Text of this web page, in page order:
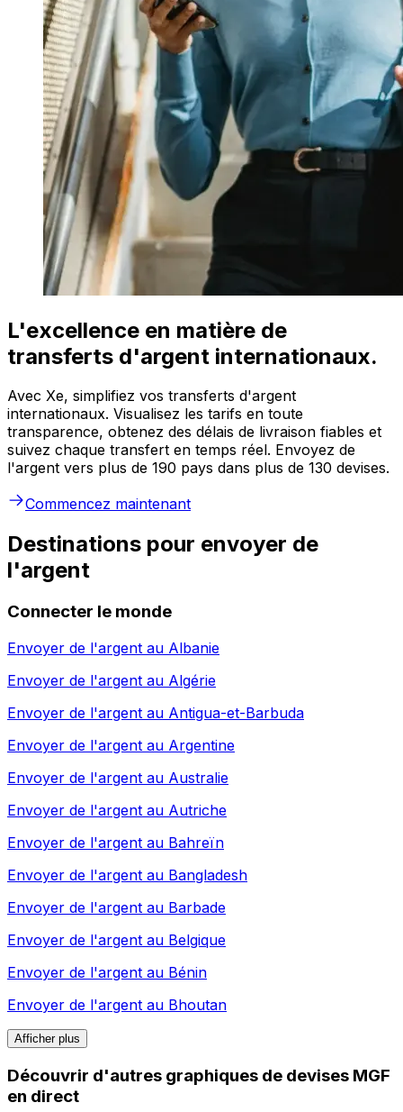
L'excellence en matière de
transferts d'argent internationaux.
Avec Xe, simplifiez vos transferts d'argent
internationaux. Visualisez les tarifs en toute
transparence, obtenez des délais de livraison fiables et
suivez chaque transfert en temps réel. Envoyez de
l'argent vers plus de 190 pays dans plus de 130 devises.
Commencez maintenant
Destinations pour envoyer de
l'argent
Connecter le monde
Envoyer de l'argent au Albanie
Envoyer de l'argent au Algérie
Envoyer de l'argent au Antigua-et-Barbuda
Envoyer de l'argent au Argentine
Envoyer de l'argent au Australie
Envoyer de l'argent au Autriche
Envoyer de l'argent au Bahreïn
Envoyer de l'argent au Bangladesh
Envoyer de l'argent au Barbade
Envoyer de l'argent au Belgique
Envoyer de l'argent au Bénin
Envoyer de l'argent au Bhoutan
Afficher plus
Découvrir d'autres graphiques de devises MGF
en direct